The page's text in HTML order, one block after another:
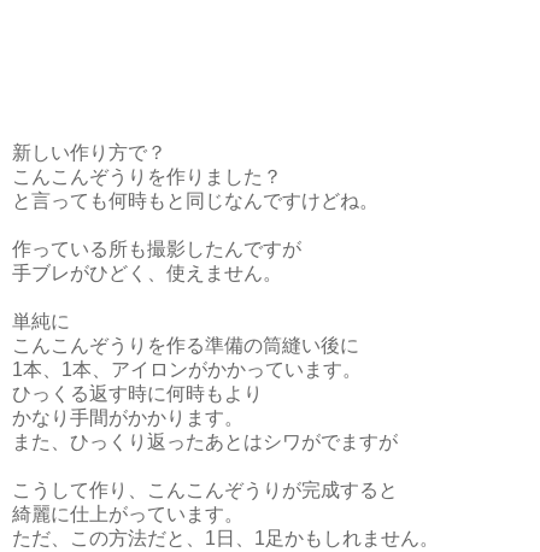
新しい作り方で？
こんこんぞうりを作りました？
と言っても何時もと同じなんですけどね。
作っている所も撮影したんですが
手ブレがひどく、使えません。
単純に
こんこんぞうりを作る準備の筒縫い後に
1本、1本、アイロンがかかっています。
ひっくる返す時に何時もより
かなり手間がかかります。
また、ひっくり返ったあとはシワがでますが
こうして作り、こんこんぞうりが完成すると
綺麗に仕上がっています。
ただ、この方法だと、1日、1足かもしれません。